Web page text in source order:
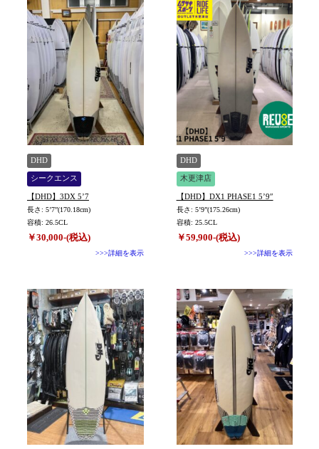
DHD
シークエンス
【DHD】3DX 5’7
長さ: 5’7”(170.18cm)
容積: 26.5CL
￥30,000-(税込)
>>>詳細を表示
DHD
木更津店
【DHD】DX1 PHASE1 5’9″
長さ: 5’9”(175.26cm)
容積: 25.5CL
￥59,900-(税込)
>>>詳細を表示